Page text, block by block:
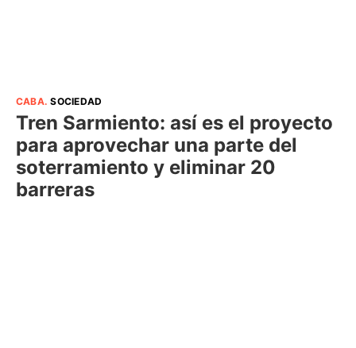
CABA.SOCIEDAD
Tren Sarmiento: así es el proyecto
para aprovechar una parte del
soterramiento y eliminar 20
barreras